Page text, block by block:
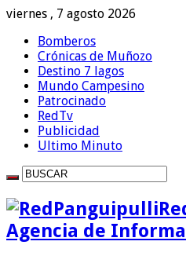
viernes , 7 agosto 2026
Bomberos
Crónicas de Muñozo
Destino 7 lagos
Mundo Campesino
Patrocinado
RedTv
Publicidad
Ultimo Minuto
Agencia de